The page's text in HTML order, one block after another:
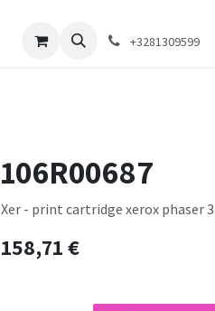
+3281309599
106R00687
Xer - print cartridge xerox phaser
158,71€